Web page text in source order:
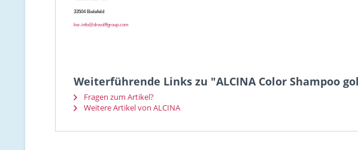
33504 Bielefeld
kw-info@drwolffgroup.com
Weiterführende Links zu "ALCINA Color Shampoo
Fragen zum Artikel?
Weitere Artikel von ALCINA